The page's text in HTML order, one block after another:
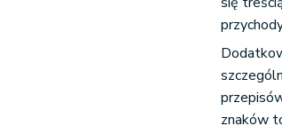
znaków